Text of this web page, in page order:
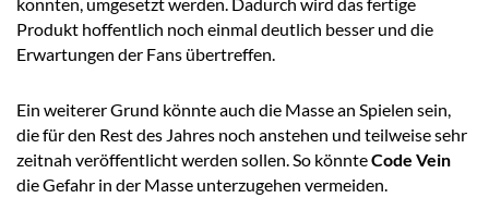
Produkt hoffentlich noch einmal deutlich besser und die
Erwartungen der Fans übertreffen.
Ein weiterer Grund könnte auch die Masse an Spielen sein,
die für den Rest des Jahres noch anstehen und teilweise sehr
zeitnah veröffentlicht werden sollen. So könnteCode Vein
die Gefahr in der Masse unterzugehen vermeiden.